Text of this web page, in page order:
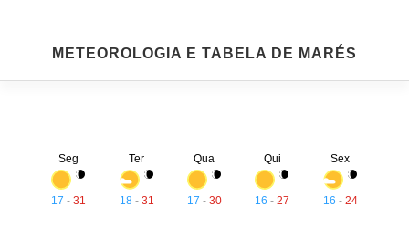
METEOROLOGIA E TABELA DE MARÉS
Seg
17 -31
Ter
18- 31
Qua
17 - 30
Qui
16 -27
Sex
16 - 24